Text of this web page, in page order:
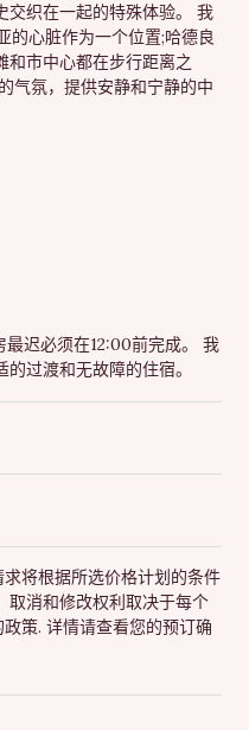
交织在一起的特殊体验。 我
的心脏作为一个位置;哈德良
和市中心都在步行距离之
气氛，提供安静和宁静的中
迟必须在12:00前完成。 我
过渡和无故障的住宿。
将根据所选价格计划的条件
取消和修改权利取决于每个
策. 详情请查看您的预订确